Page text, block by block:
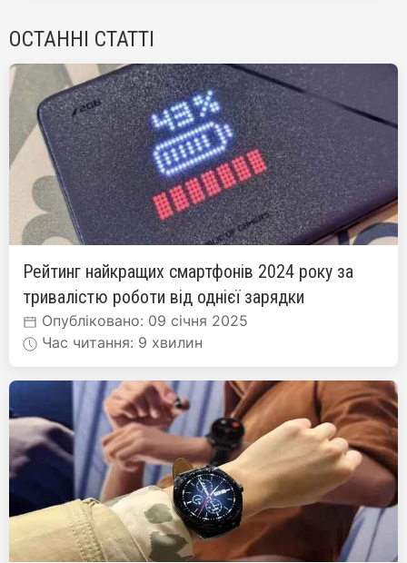
ОСТАННІ СТАТТІ
Рейтинг найкращих смартфонів 2024 року за
тривалістю роботи від однієї зарядки
Опубліковано: 09 січня 2025
Час читання: 9 хвилин